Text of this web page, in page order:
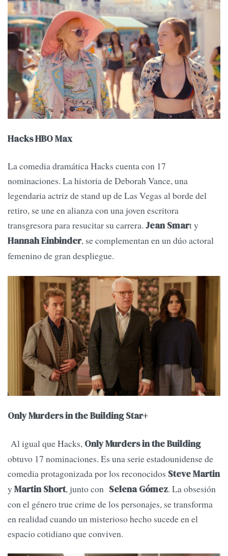
Hacks HBO Max
La comedia dramática Hacks cuenta con 17
nominaciones. La historia de Deborah Vance, una
legendaria actriz de stand up de Las Vegas al borde del
retiro, se une en alianza con una joven escritora
transgresora para resucitar su carrera. Jean Smart y
Hannah Einbinder, se complementan en un dúo actoral
femenino de gran despliegue.
Only Murders in the Building Star+
Al igual que Hacks, Only Murders in the Building
obtuvo 17 nominaciones. Es una serie estadounidense de
comedia protagonizada por los reconocidos Steve Martin
y Martin Short, junto con Selena Gómez. La obsesión
con el género true crime de los personajes, se transforma
en realidad cuando un misterioso hecho sucede en el
espacio cotidiano que conviven.